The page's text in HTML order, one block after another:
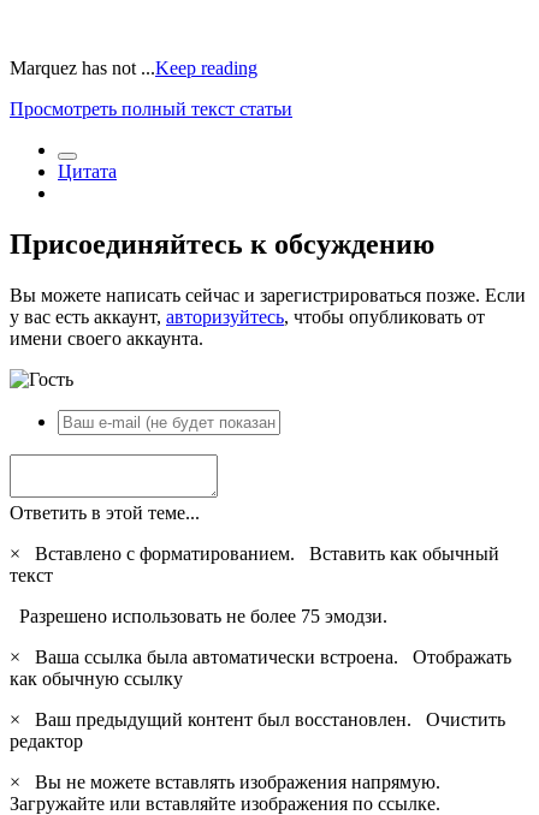
Marquez has not ...Keep reading
Просмотреть полный текст статьи
Цитата
Присоединяйтесь к обсуждению
Вы можете написать сейчас и зарегистрироваться позже. Если
у вас есть аккаунт, авторизуйтесь, чтобы опубликовать от
имени своего аккаунта.
Ответить в этой теме...
×
Вставлено с форматированием. Вставить как обычный
текст
Разрешено использовать не более 75 эмодзи.
×
Ваша ссылка была автоматически встроена. Отображать
как обычную ссылку
×
Ваш предыдущий контент был восстановлен. Очистить
редактор
×
Вы не можете вставлять изображения напрямую.
Загружайте или вставляйте изображения по ссылке.